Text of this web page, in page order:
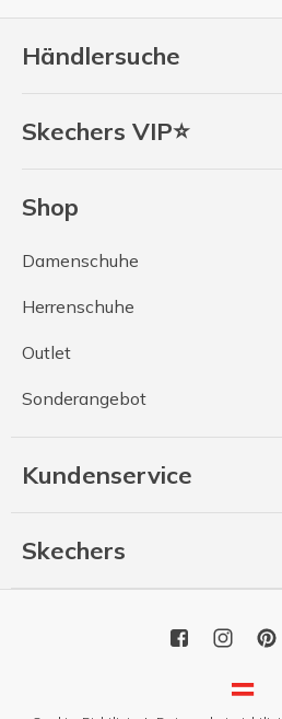
Händlersuche
Skechers VIP⭐
Shop
Damenschuhe
Herrenschuhe
Outlet
Sonderangebot
Kundenservice
Skechers